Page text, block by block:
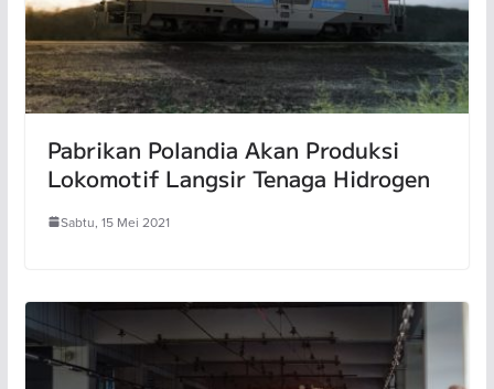
Pabrikan Polandia Akan Produksi
Lokomotif Langsir Tenaga Hidrogen
Sabtu, 15 Mei 2021